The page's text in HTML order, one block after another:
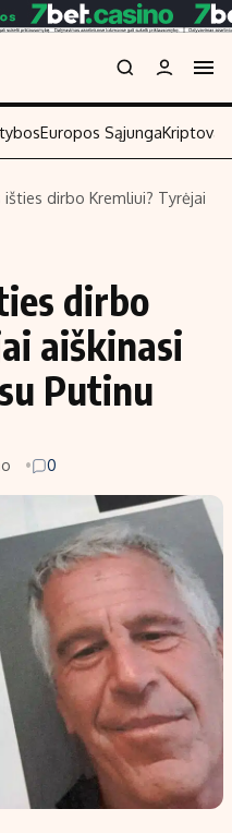
Įmonės
Žemės ūkis
Technologijos
Laisvalaikis
Titulinis
Nedarbo išmokos skaičiuoklė
Indėliai
Indėlių skaičiuoklė
Būsto finansai
Įdomios naujienos
Europos Sąjunga
išties dirbo Kremliui? Tyrėjai
dirbo
aiškinasi
Putinu
0